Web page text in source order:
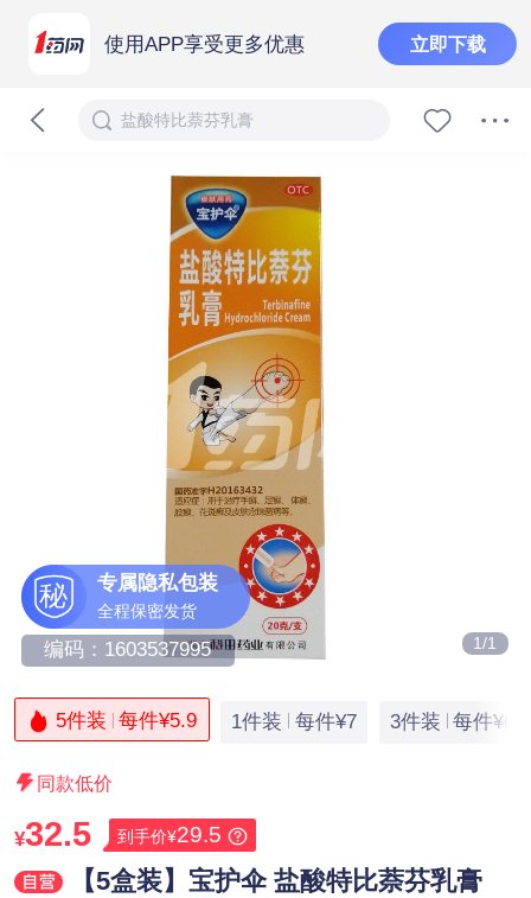
使用APP享受更多优惠 立即下载
盐酸特比萘芬乳膏
1/1
专属隐私包装
全程保密发货
秘
编码：1603537995
5件装 每件¥5.9 1件装 每件¥7 3件装 每件¥6.6
同款低价
¥32.5 到手价¥29.5
【5盒装】宝护伞 盐酸特比萘芬乳膏